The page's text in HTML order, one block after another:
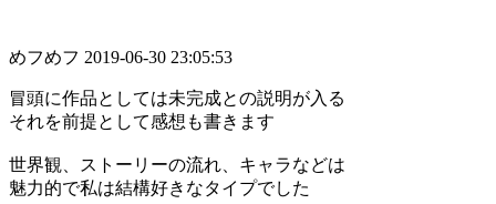
めフめフ 2019-06-30 23:05:53
冒頭に作品としては未完成との説明が入る
それを前提として感想も書きます
世界観、ストーリーの流れ、キャラなどは
魅力的で私は結構好きなタイプでした